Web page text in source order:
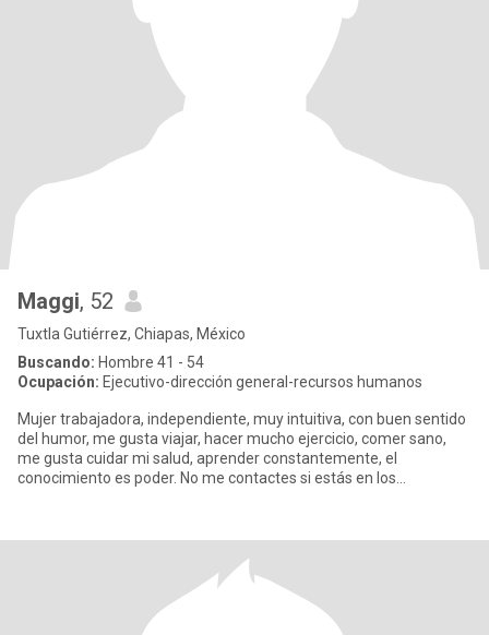
Maggi, 52
Tuxtla Gutiérrez, Chiapas, México
Buscando: Hombre 41 - 54
Ocupación: Ejecutivo-dirección general-recursos humanos
Mujer trabajadora, independiente, muy intuitiva, con buen sentido
del humor, me gusta viajar, hacer mucho ejercicio, comer sano,
me gusta cuidar mi salud, aprender constantemente, el
conocimiento es poder. No me contactes si estás en los